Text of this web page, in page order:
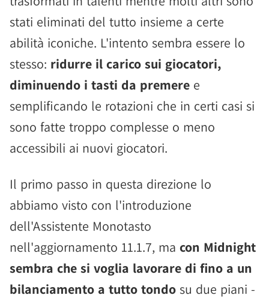
stati eliminati del tutto insieme a certe
abilità iconiche. L'intento sembra essere lo
stesso: ridurre il carico sui giocatori,
diminuendo i tasti da premere e
semplificando le rotazioni che in certi casi si
sono fatte troppo complesse o meno
accessibili ai nuovi giocatori.
Il primo passo in questa direzione lo
abbiamo visto con l'introduzione
dell'Assistente Monotasto
nell'aggiornamento 11.1.7, ma con Midnight
sembra che si voglia lavorare di fino a un
bilanciamento a tutto tondo su due piani -